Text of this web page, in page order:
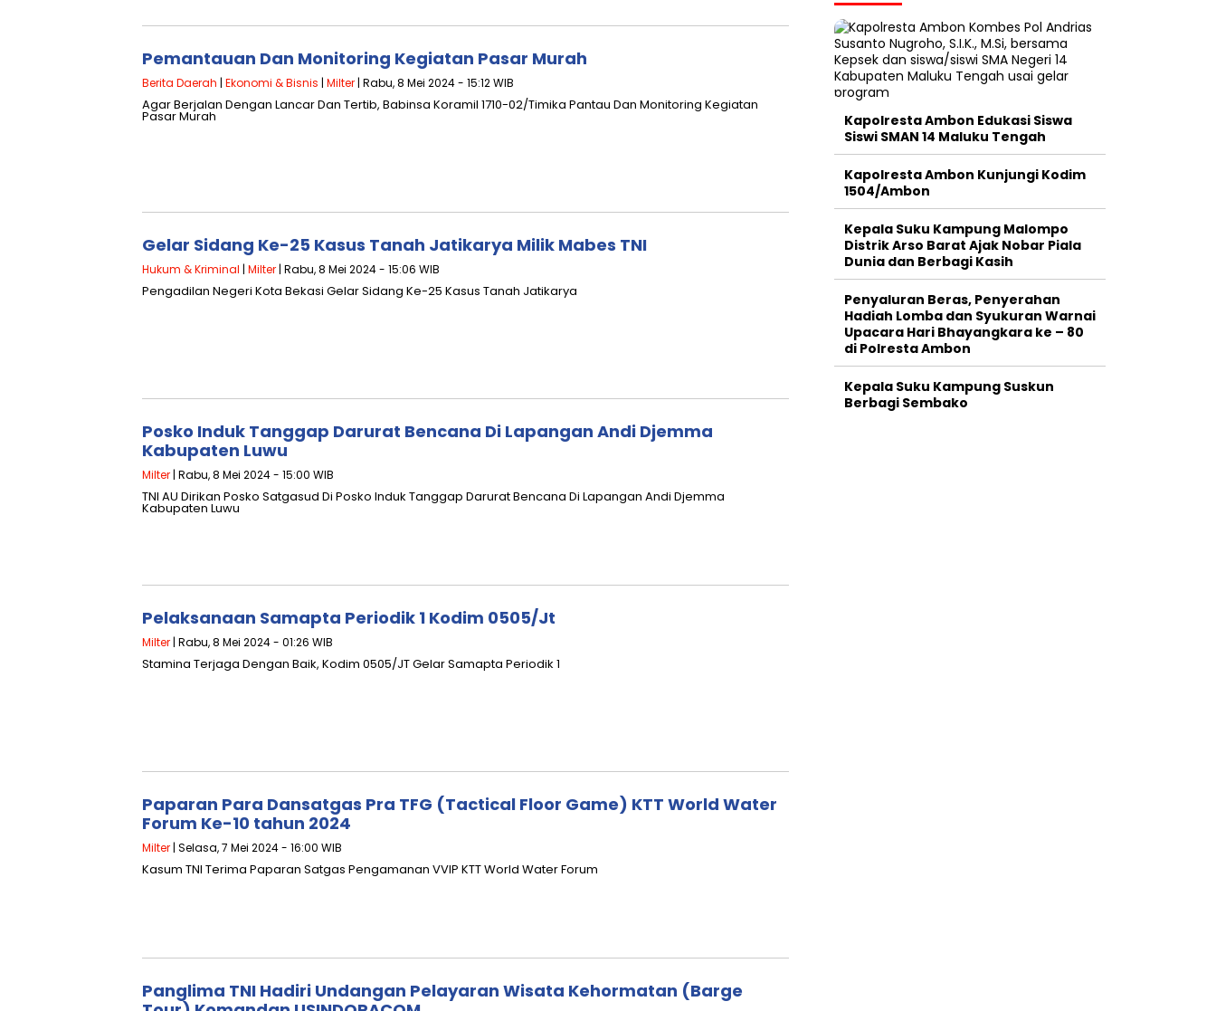
Pemantauan Dan Monitoring Kegiatan Pasar Murah
Berita Daerah | Ekonomi & Bisnis | Milter | Rabu, 8 Mei 2024 - 15:12 WIB
Agar Berjalan Dengan Lancar Dan Tertib, Babinsa Koramil 1710-02/Timika Pantau Dan Monitoring Kegiatan
Pasar Murah
Gelar Sidang Ke-25 Kasus Tanah Jatikarya Milik Mabes TNI
Hukum & Kriminal | Milter | Rabu, 8 Mei 2024 - 15:06 WIB
Pengadilan Negeri Kota Bekasi Gelar Sidang Ke-25 Kasus Tanah Jatikarya
Posko Induk Tanggap Darurat Bencana Di Lapangan Andi Djemma
Kabupaten Luwu
Milter | Rabu, 8 Mei 2024 - 15:00 WIB
TNI AU Dirikan Posko Satgasud Di Posko Induk Tanggap Darurat Bencana Di Lapangan Andi Djemma
Kabupaten Luwu
Pelaksanaan Samapta Periodik 1 Kodim 0505/Jt
Milter | Rabu, 8 Mei 2024 - 01:26 WIB
Stamina Terjaga Dengan Baik, Kodim 0505/JT Gelar Samapta Periodik 1
Paparan Para Dansatgas Pra TFG (Tactical Floor Game) KTT World Water
Forum Ke-10 tahun 2024
Milter | Selasa, 7 Mei 2024 - 16:00 WIB
Kasum TNI Terima Paparan Satgas Pengamanan VVIP KTT World Water Forum
Panglima TNI Hadiri Undangan Pelayaran Wisata Kehormatan (Barge
Kapolresta Ambon Edukasi Siswa
Siswi SMAN 14 Maluku Tengah
Kapolresta Ambon Kunjungi Kodim
1504/Ambon
Kepala Suku Kampung Malompo
Distrik Arso Barat Ajak Nobar Piala
Dunia dan Berbagi Kasih
Penyaluran Beras, Penyerahan
Hadiah Lomba dan Syukuran Warnai
Upacara Hari Bhayangkara ke – 80
di Polresta Ambon
Kepala Suku Kampung Suskun
Berbagi Sembako